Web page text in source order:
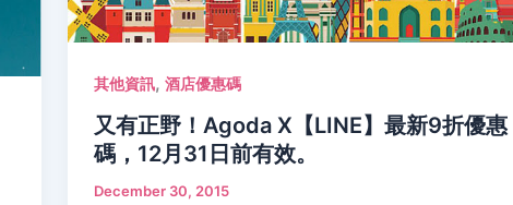
其他資訊,酒店優惠碼
又有正野！Agoda X【LINE】最新9折優惠
碼，12月31日前有效。
December 30, 2015